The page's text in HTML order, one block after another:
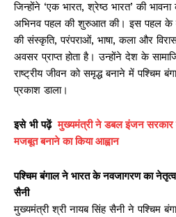
जिन्होंने ‘एक भारत, श्रेष्ठ भारत’ की
अभिनव पहल की शुरुआत की। इस पहल के
की संस्कृति, परंपराओं, भाषा, कला और
अवसर प्राप्त होता है। उन्होंने देश के
राष्ट्रीय जीवन को समृद्ध बनाने में पश्चिम
प्रकाश डाला।
इसे भी पढ़ें मुख्यमंत्री ने डबल इंजन
मजबूत बनाने का किया आह्वान
पश्चिम बंगाल ने भारत के नवजागरण का
सैनी
मुख्यमंत्री श्री नायब सिंह सैनी ने पश्चिम